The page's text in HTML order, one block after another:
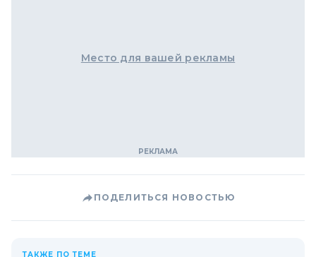
Место для вашей рекламы
ПОДЕЛИТЬСЯ НОВОСТЬЮ
ТАКЖЕ ПО ТЕМЕ